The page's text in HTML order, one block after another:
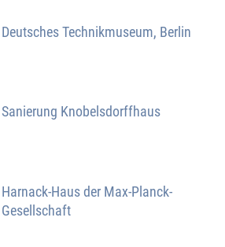
Deutsches Technikmuseum, Berlin
Sanierung Knobelsdorffhaus
Harnack-Haus der Max-Planck-
Gesellschaft